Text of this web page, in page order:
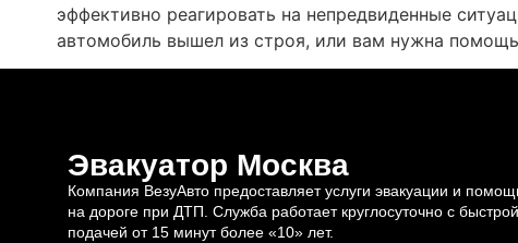
эффективно реагировать на непредвиденные
автомобиль вышел из строя, или вам нужна
Эвакуатор Москва
Компания ВезуАвто предоставляет услуги эвакуации и
на дороге при ДТП. Служба работает круглосуточно с быстрой
подачей от 15 минут более «10» лет.